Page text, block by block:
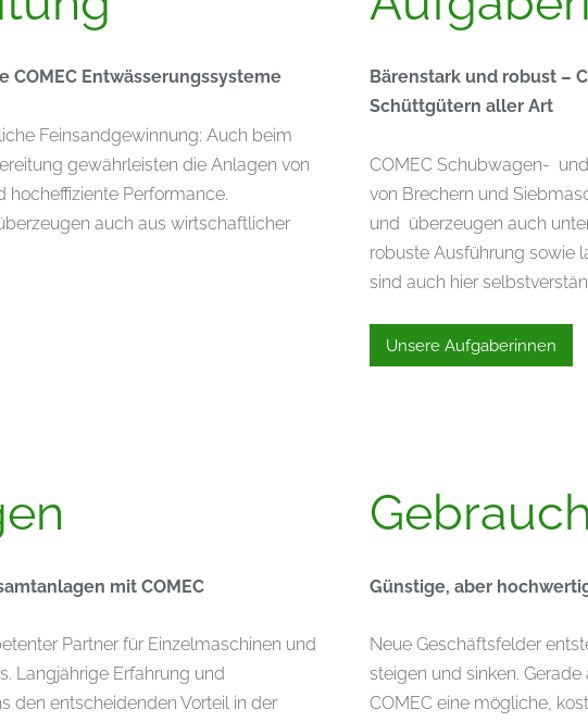
COMEC Entwässerungssysteme
Feinsandgewinnung: Auch beim
gewährleisten die Anlagen von
hocheffiziente Performance.
auch aus wirtschaftlicher
Bärenstark und robust –
Schüttgütern aller Art
COMEC Schubwagen-
von Brechern und
und überzeugen auch
robuste Ausführung sowie
sind auch hier
Unsere Aufgaberinnen
mit COMEC
Partner für Einzelmaschinen und
Langjährige Erfahrung und
den entscheidenden Vorteil in der
Günstige, aber
Neue Geschäftsfelder
steigen und sinken.
COMEC eine mögliche,